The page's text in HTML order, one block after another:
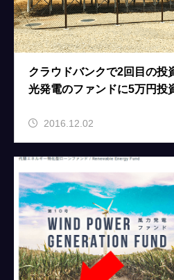
クラウドバンクで2回目の投
光発電のファンドに5万円投
2016.12.02